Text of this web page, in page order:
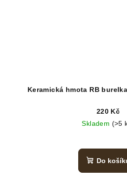
Keramická hmota RB
220 Kč
Skladem (>5
Do